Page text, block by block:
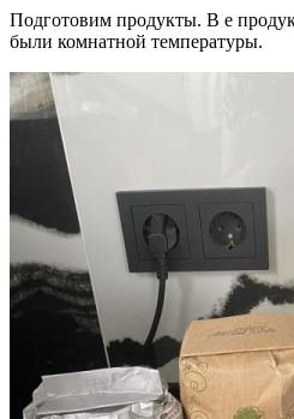
Подготовим продукты. В е
были комнатной температуры.